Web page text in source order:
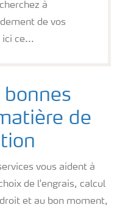
à
de vos
ce...
bonnes
de
vous aident à
de l'engrais, calcul
et au bon moment,